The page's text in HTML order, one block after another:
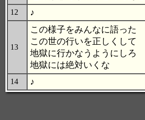
12 ♪
13
この様子をみんなに語った
この世の行いを正しくして
地獄に行かなうようにしろ
地獄には絶対いくな
14 ♪